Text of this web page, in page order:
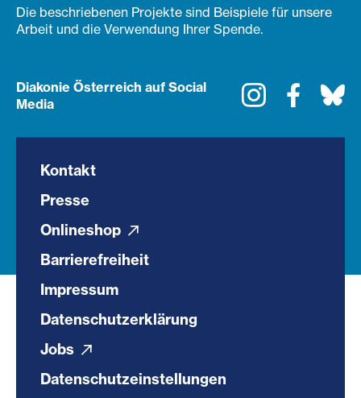
Die beschriebenen Projekte sind Beispiele für unsere
Arbeit und die Verwendung Ihrer Spende.
Diakonie Österreich auf Social
Media
Instagram
Kontakt
Presse
Onlineshop
Barrierefreiheit
Impressum
Datenschutzerklärung
Jobs
Datenschutzeinstellungen